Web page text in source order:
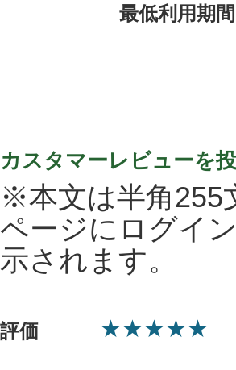
最低利用期
カスタマーレビューを
※本文は半角255
ページにログイ
示されます。
評価 ★★★★★